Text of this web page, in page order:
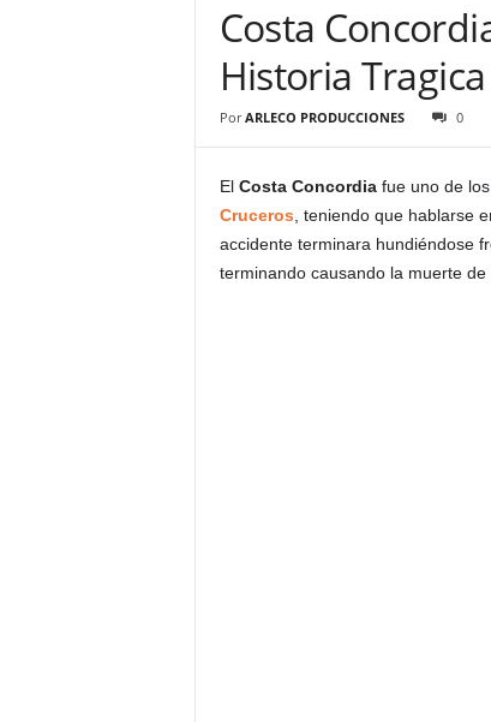
Costa
Historia Tragica
Por ARLECO PRODUCCIONES 0
El Costa Concordiafue uno de los
Cruceros , teniendo que hablarse
accidente terminara hundiéndose
terminando causando la muerte de